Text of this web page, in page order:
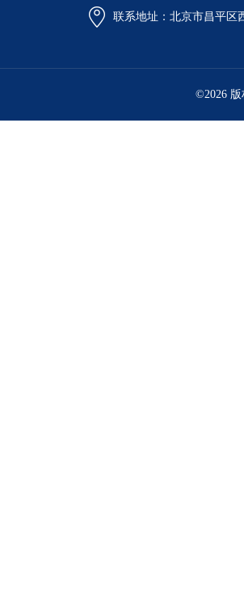
联系地址：北京市昌平区
©2026